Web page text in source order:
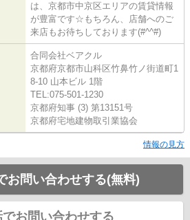
は、京都市中京区エリアの賃貸情報
が豊富です☆もちろん、店舗へのご
来店もお待ちしております(#^^#)
合同会社ベアクル
京都府京都市山科区竹鼻竹ノ街道町1
8-10 山本ビル 1階
TEL:075-501-1230
京都府知事 (3) 第13151号
京都府宅地建物取引業協会
情報の見方
お問い合わせする(無料)
でお問い合わせする